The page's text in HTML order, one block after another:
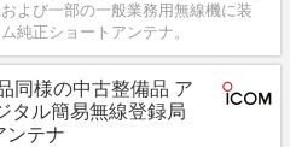
よび一部の一般業務用無線機に装
純正ショートアンテナ。
同様の中古整備品 ア
タル簡易無線登録局
ンテナ